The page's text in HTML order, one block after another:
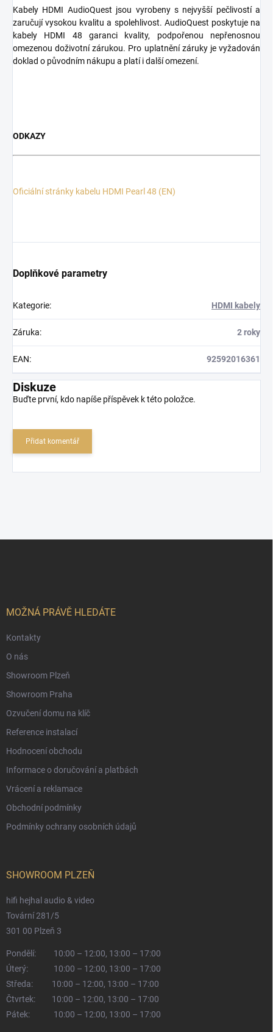
Kabely HDMI AudioQuest jsou vyrobeny s nejvyšší pečlivostí a
zaručují vysokou kvalitu a spolehlivost. AudioQuest poskytuje na
kabely HDMI 48 garanci kvality, podpořenou nepřenosnou
omezenou doživotní zárukou. Pro uplatnění záruky je vyžadován
doklad o původním nákupu a platí i další omezení.
ODKAZY
Oficiální stránky kabelu HDMI Pearl 48 (EN)
Doplňkové parametry
Kategorie: HDMI kabely
Záruka: 2 roky
EAN: 92592016361
Diskuze
Buďte první, kdo napíše příspěvek k této položce.
Přidat komentář
MOŽNÁ PRÁVĚ HLEDÁTE
Kontakty
O nás
Showroom Plzeň
Showroom Praha
Ozvučení domu na klíč
Reference instalací
Hodnocení obchodu
Informace o doručování a platbách
Vrácení a reklamace
Obchodní podmínky
Podmínky ochrany osobních údajů
SHOWROOM PLZEŇ
hifi hejhal audio & video
Tovární 281/5
301 00 Plzeň 3
Pondělí:
10:00 – 12:00, 13:00 – 17:00
Úterý:
10:00 – 12:00, 13:00 – 17:00
Středa:
10:00 – 12:00, 13:00 – 17:00
Čtvrtek:
10:00 – 12:00, 13:00 – 17:00
Pátek:
10:00 – 12:00, 13:00 – 17:00